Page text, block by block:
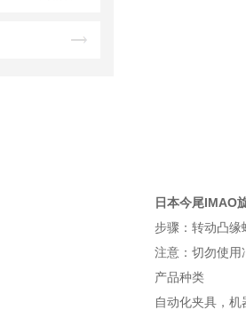
日本今尾IMAO
步骤：转动凸缘
注意：切勿使用
产品种类
自动化夹具，